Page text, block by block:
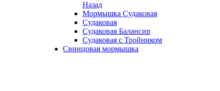
Назад
Мормышка Судаковая
Судаковая
Судаковая Балансир
Судаковая с Тройником
Свинцовая мормышка